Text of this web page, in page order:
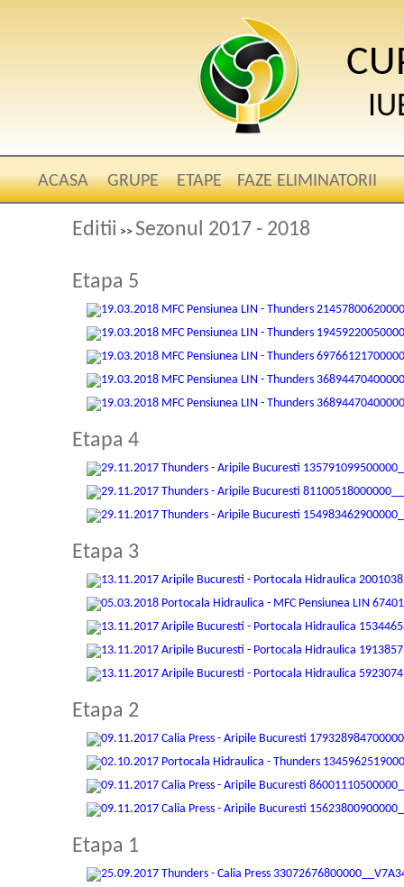
ACASA GRUPE ETAPE FAZE ELIMINATORII
Editii >> Sezonul 2017 - 2018
Etapa 5
Etapa 4
Etapa 3
Etapa 2
Etapa 1